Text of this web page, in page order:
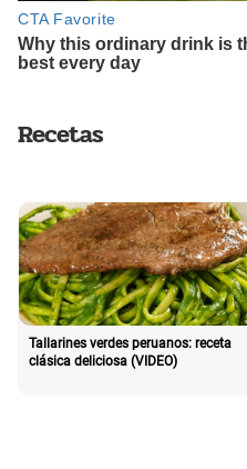
Recetas
Tallarines verdes peruanos: receta
clásica deliciosa (VIDEO)